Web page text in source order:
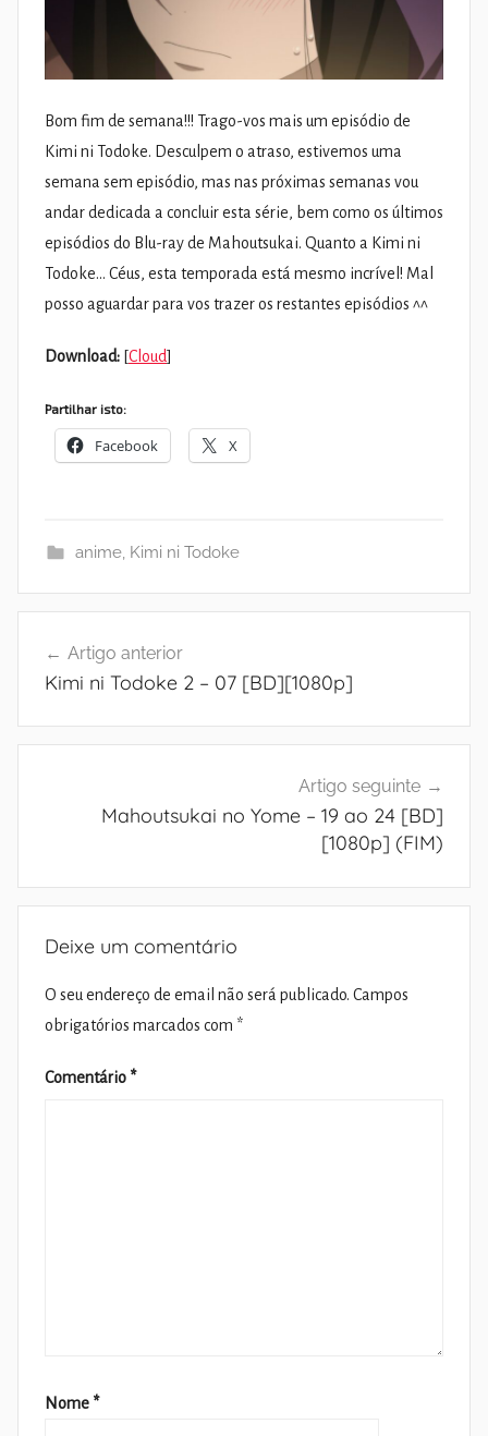
Bom fim de semana!!! Trago-vos mais um episódio de
Kimi ni Todoke. Desculpem o atraso, estivemos uma
semana sem episódio, mas nas próximas semanas vou
andar dedicada a concluir esta série, bem como os últimos
episódios do Blu-ray de Mahoutsukai. Quanto a Kimi ni
Todoke… Céus, esta temporada está mesmo incrível! Mal
posso aguardar para vos trazer os restantes episódios ^^
Download: [Cloud]
Partilhar isto:
Facebook X
anime, Kimi ni Todoke
de
Artigo anterior
Kimi ni Todoke 2 – 07 [BD][1080p]
Artigo seguinte
Mahoutsukai no Yome – 19 ao 24 [BD]
[1080p] (FIM)
Deixe um comentário
O seu endereço de email não será publicado. Campos
obrigatórios marcados com *
Comentário *
Nome *